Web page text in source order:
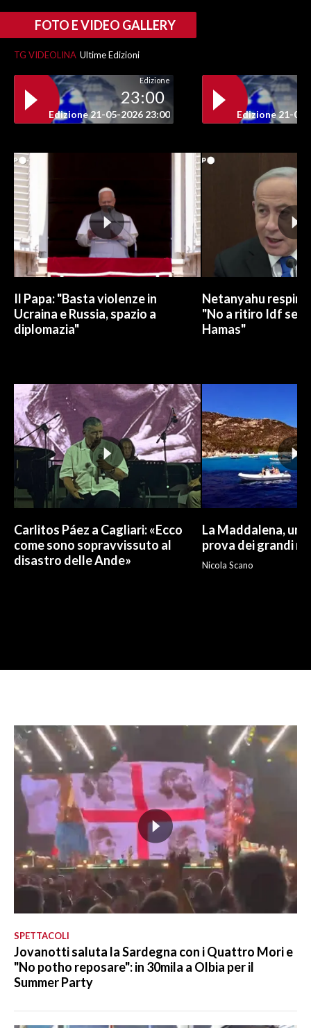
FOTO E VIDEO GALLERY
TG VIDEOLINA Ultime Edizioni
Edizione
23:00
Edizione 21-05-2026 23:00 Edizione 21-05-
Il Papa: "Basta violenze in
Ucraina e Russia, spazio a
diplomazia"
Netanyahu
"No a ritiro Idf
Hamas"
Carlitos Páez a Cagliari: «Ecco
come sono sopravvissuto al
disastro delle Ande»
La Maddalena, un
prova dei grandi
Nicola Scano
SPETTACOLI
Jovanotti saluta la Sardegna con i Quattro Mori e
"No potho reposare": in 30mila a Olbia per il
Summer Party